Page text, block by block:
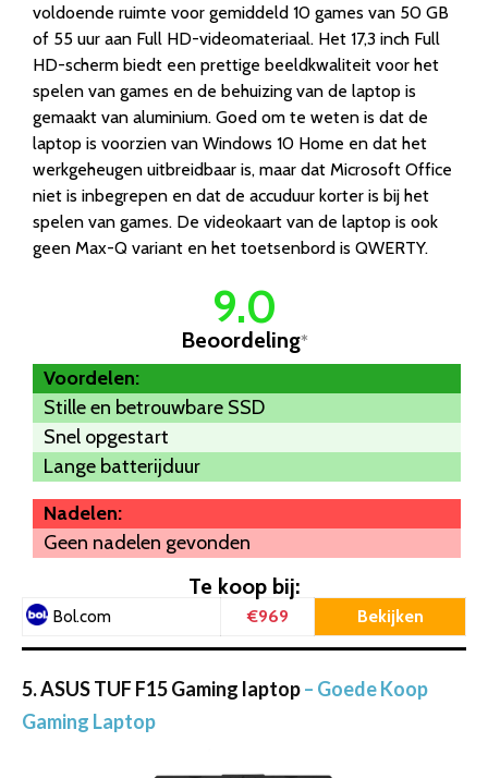
voldoende ruimte voor gemiddeld 10 games van 50 GB
of 55 uur aan Full HD-videomateriaal. Het 17,3 inch Full
HD-scherm biedt een prettige beeldkwaliteit voor het
spelen van games en de behuizing van de laptop is
gemaakt van aluminium. Goed om te weten is dat de
laptop is voorzien van Windows 10 Home en dat het
werkgeheugen uitbreidbaar is, maar dat Microsoft Office
niet is inbegrepen en dat de accuduur korter is bij het
spelen van games. De videokaart van de laptop is ook
geen Max-Q variant en het toetsenbord is QWERTY.
9.0
Beoordeling*
Voordelen:
Stille en betrouwbare SSD
Snel opgestart
Lange batterijduur
Nadelen:
Geen nadelen gevonden
Te koop bij:
Bol.com €969 Bekijken
5. ASUS TUF F15 Gaming laptop– Goede Koop
Gaming Laptop